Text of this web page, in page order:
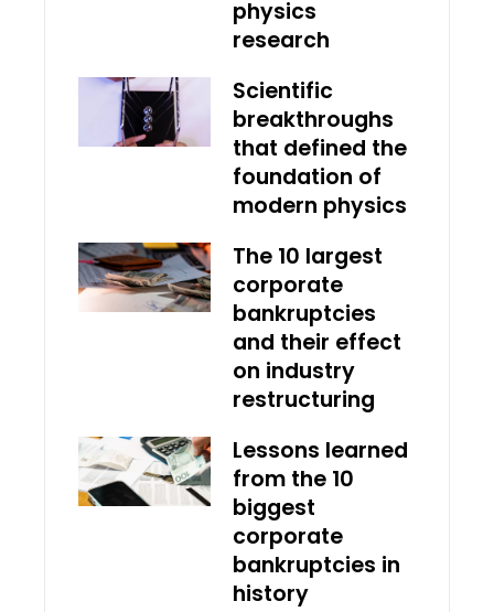
physics
research
Scientific
breakthroughs
that defined the
foundation of
modern physics
The 10 largest
corporate
bankruptcies
and their effect
on industry
restructuring
Lessons learned
from the 10
biggest
corporate
bankruptcies in
history